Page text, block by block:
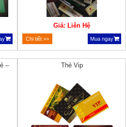
Giá: Liên Hệ
Chi tiết >> Mua ngay
–
Thẻ Vip